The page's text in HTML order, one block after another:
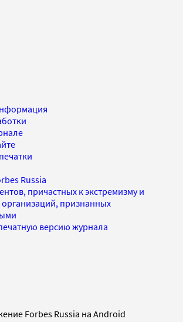
Russia
причастных к экстремизму и
признанных
версию журнала
Forbes Russia на Android